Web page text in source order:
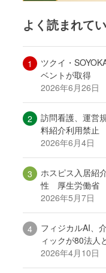
よく読まれて
ツクイ・
ベントが取得
2026年6月26日
訪問看護、運営
料紹介利用禁止
2026年6月4日
ホスピス入居紹
性 厚生労働省
2026年5月7日
フィジカルAI、
ィックが80法人
2026年4月10日